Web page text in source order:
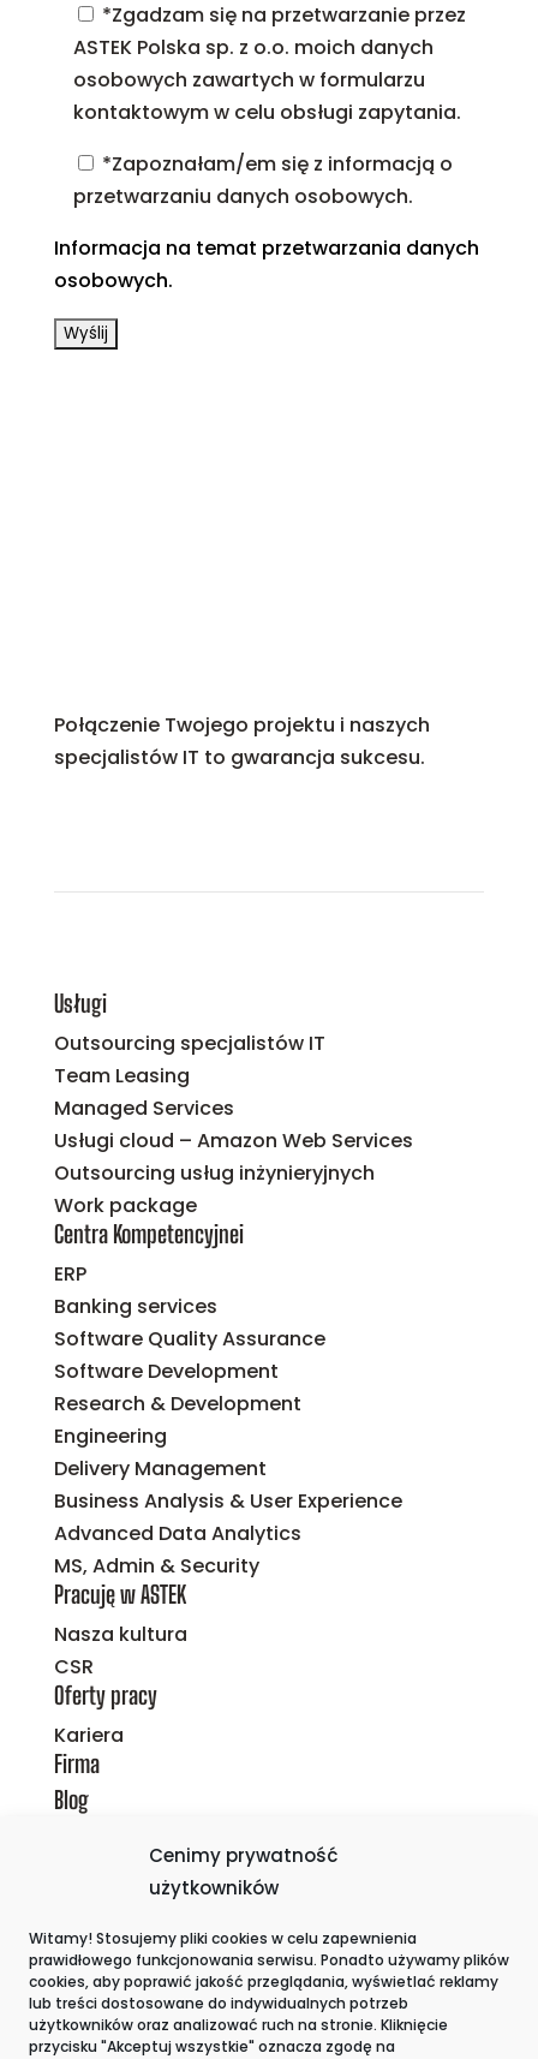
Cenimy prywatność
użytkowników
Witamy! Stosujemy pliki cookies w celu zapewnienia
prawidłowego funkcjonowania serwisu. Ponadto używamy plików
cookies, aby poprawić jakość przeglądania, wyświetlać reklamy
lub treści dostosowane do indywidualnych potrzeb
użytkowników oraz analizować ruch na stronie. Kliknięcie
przycisku "Akceptuj wszystkie" oznacza zgodę na
*Zgadzam się na przetwarzanie przez
ASTEK Polska sp. z o.o. moich danych
osobowych zawartych w formularzu
kontaktowym w celu obsługi zapytania.
*Zapoznałam/em się z informacją o
przetwarzaniu danych osobowych.
Informacja na temat przetwarzania danych
osobowych.
Połączenie Twojego projektu i naszych
specjalistów IT to gwarancja sukcesu.
Usługi
Outsourcing specjalistów IT
Team Leasing
Managed Services
Usługi cloud – Amazon Web Services
Outsourcing usług inżynieryjnych
Work package
Centra Kompetencyjnei
ERP
Banking services
Software Quality Assurance
Software Development
Research & Development
Engineering
Delivery Management
Business Analysis & User Experience
Advanced Data Analytics
MS, Admin & Security
Pracuję w ASTEK
Nasza kultura
CSR
Oferty pracy
Kariera
Firma
Blog
Polityka Plików Cookies
Kontakt